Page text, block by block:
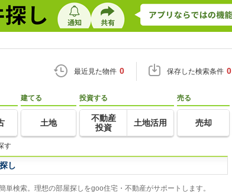
最近見た物件 0 保存した検索条件 0
建てる
土地
投資する
不動産
投資
土地活用
売る
売却
す
し
検索。理想の部屋探しをgoo住宅・不動産がサポートします。